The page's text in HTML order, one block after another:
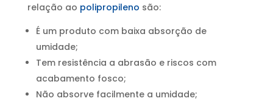
relação ao polipropileno são:
É um produto com baixa absorção de
umidade;
Tem resistência a abrasão e riscos com
acabamento fosco;
Não absorve facilmente a umidade;